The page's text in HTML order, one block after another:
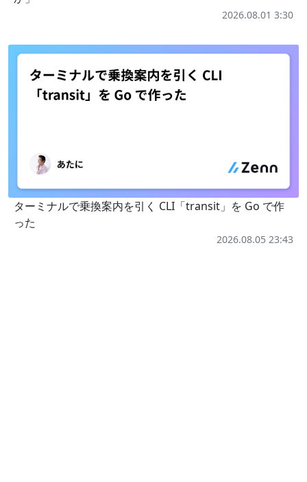
2026.08.01 3:30
ターミナルで乗換案内を引く CLI「transit」を Go で作
った
2026.08.05 23:43